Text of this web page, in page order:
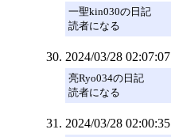
一聖kin030の日記
読者になる
2024/03/28 02:07:07
亮Ryo034の日記
読者になる
2024/03/28 02:00:35